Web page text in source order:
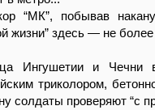
“МК”, побывав
жизни” здесь — не
Ингушетии и
триколором,
солдаты проверяют “с